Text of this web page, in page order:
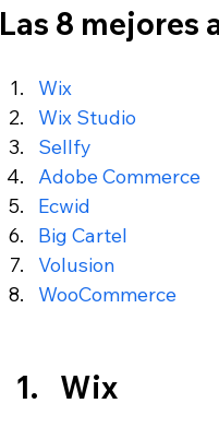
Las 8 mejores
Wix
Wix Studio
Sellfy
Adobe Commerce
Ecwid
Big Cartel
Volusion
WooCommerce
Wix